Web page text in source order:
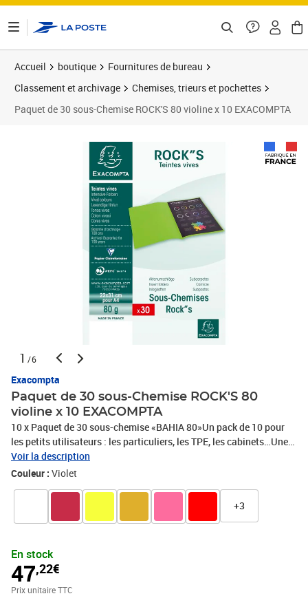
Accueil boutique
Fournitures de bureau
Classement et archivage
Chemises, trieurs et pochettes
Paquet de 30 sous-Chemise ROCK'S 80 violine x 10 EXACOMPTA
1 /6
Exacompta
Paquet de 30 sous-Chemise ROCK'S 80
violine x 10 EXACOMPTA
10 x Paquet de 30 sous-chemise «BAHIA 80»Un pack de 10 pour
les petits utilisateurs : les particuliers, les TPE, les cabinets…Une
carte souple, noble et écologique car certifiée FSC® - Papier
Clairefontaine.Des coloris vifs pour un classement gai., PHOTOS
Voir la description
Couleur : Violet
+3
En stock
47,22€
Prix unitaire TTC